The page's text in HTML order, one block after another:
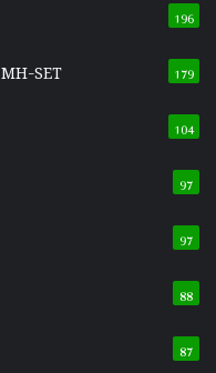
196
MH-SET 179
104
97
97
88
87